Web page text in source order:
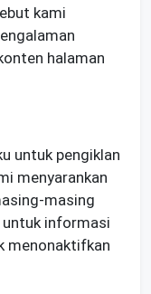
kami
halaman
untuk pengiklan
menyarankan
masing
untuk informasi
menonaktifkan